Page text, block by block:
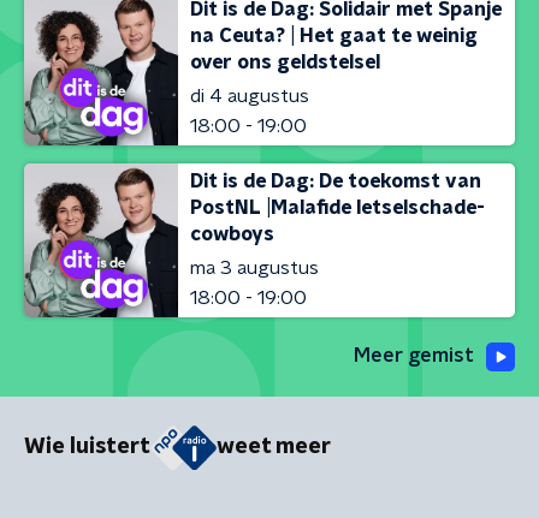
Dit is de Dag: Solidair met Spanje
na Ceuta? | Het gaat te weinig
over ons geldstelsel
di 4 augustus
18:00 - 19:00
Dit is de Dag: De toekomst van
PostNL |Malafide letselschade-
cowboys
ma 3 augustus
18:00 - 19:00
Meer gemist
Wie luistert weet meer